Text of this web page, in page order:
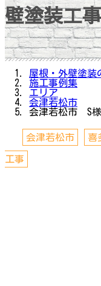
壁塗装工事
屋根・外壁塗装
施工事例集
エリア
会津若松市
会津若松市 S
会津若松市 喜
工事